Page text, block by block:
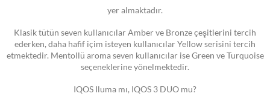
yer almaktadır.
Klasik tütün seven kullanıcılar Amber ve Bronze çeşitlerini tercih
ederken, daha hafif içim isteyen kullanıcılar Yellow serisini tercih
etmektedir. Mentollü aroma seven kullanıcılar ise Green ve Turquoise
seçeneklerine yönelmektedir.
IQOS Iluma mı, IQOS 3 DUO mu?